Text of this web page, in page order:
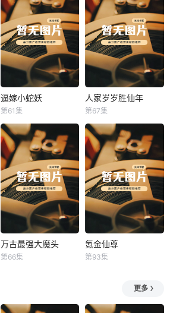
逼嫁小蛇妖
逼嫁小蛇妖
第61集
人家岁岁胜仙年
人家岁岁胜仙年
第67集
万古最强大魔头
万古最强大魔头
第66集
氪金仙尊
氪金仙尊
第93集
更多